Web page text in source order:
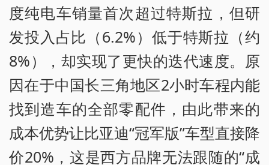
度纯电车销量首次超过特斯拉，但研
发投入占比（6.2%）低于特斯拉（约
8%），却实现了更快的迭代速度。原
因在于中国长三角地区2小时车程内能
找到造车的全部零配件，由此带来的
成本优势让比亚迪“冠军版”车型直接降
价20%，这是西方品牌无法跟随的“成